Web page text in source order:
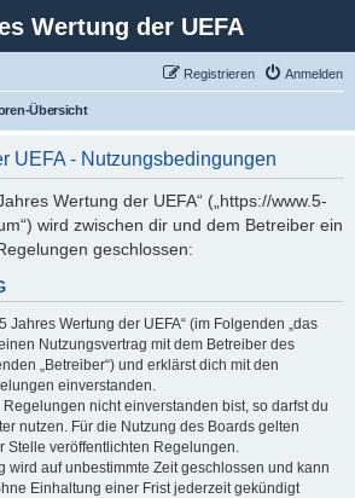
Wertung der UEFA
Anmelden
Registrieren
Übersicht
UEFA - Nutzungsbedingungen
Wertung der UEFA“ („https://www.5-
wird zwischen dir und dem Betreiber ein
geschlossen:
Jahres Wertung der UEFA“ (im Folgenden „das
Nutzungsvertrag mit dem Betreiber des
„Betreiber“) und erklärst dich mit den
einverstanden.
nicht einverstanden bist, so darfst du
nutzen. Für die Nutzung des Boards gelten
Stelle veröffentlichten Regelungen.
wird auf unbestimmte Zeit geschlossen und kann
Einhaltung einer Frist jederzeit gekündigt